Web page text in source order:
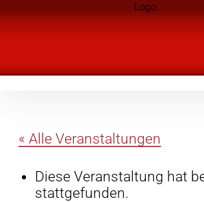
überspringen
Landknirpse – Die
« Alle Veranstaltungen
Diese Veranstaltung hat
stattgefunden.